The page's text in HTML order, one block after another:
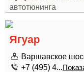
автотюнинга
Ягуар
Варшавское
+7 (495) 4...